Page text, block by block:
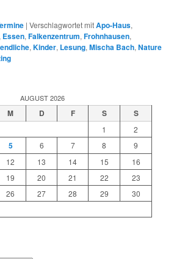
|Verschlagwortet mitApo-Haus,
Essen,Falkenzentrum,Frohnhausen,
,Kinder, Lesung,Mischa Bach,Nature
AUGUST 2026
M D F S S
1 2
5 6 7 8
9
12 13 14 15
16
19 20 21 22
23
26 27 28 29
30